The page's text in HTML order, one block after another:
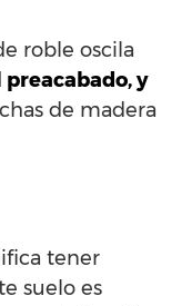
roble oscila
y
de madera
tener
suelo es